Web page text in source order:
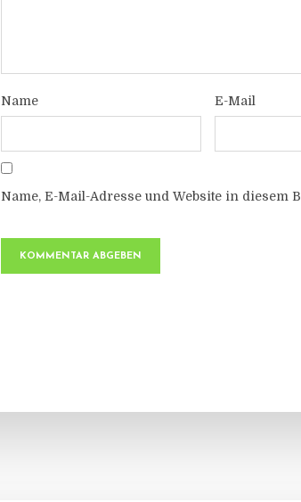
Name E-Mail
Name, E-Mail-Adresse und Website in